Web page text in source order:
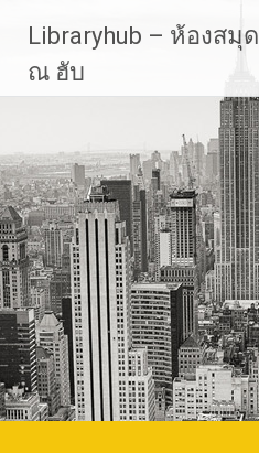
content
Libraryhub – ห้องสมุด
ณ ฮับ